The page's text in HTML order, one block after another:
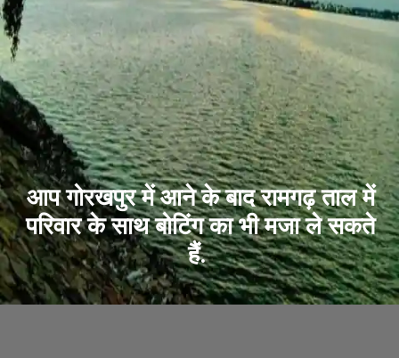
आप गोरखपुर में आने के बाद रामगढ़ ताल में
परिवार के साथ बोटिंग का भी मजा ले सकते
हैं.